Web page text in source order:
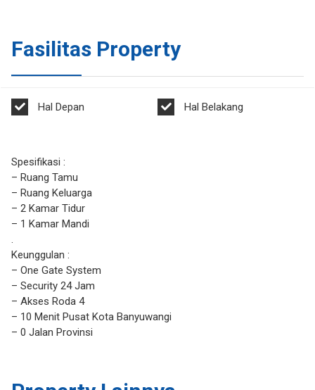
Fasilitas Property
Hal Depan Hal Belakang
Spesifikasi :
– Ruang Tamu
– Ruang Keluarga
– 2 Kamar Tidur
– 1 Kamar Mandi
.
Keunggulan :
– One Gate System
– Security 24 Jam
– Akses Roda 4
– 10 Menit Pusat Kota Banyuwangi
– 0 Jalan Provinsi